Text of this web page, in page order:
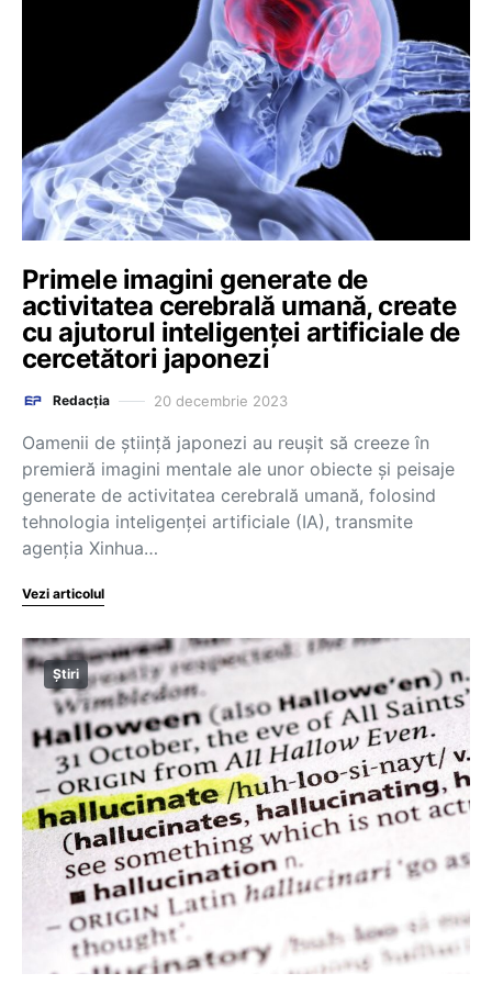
Primele imagini generate de
activitatea cerebrală umană, create
cu ajutorul inteligenței artificiale de
cercetători japonezi
Redacția 20 decembrie 2023
Oamenii de ştiinţă japonezi au reuşit să creeze în
premieră imagini mentale ale unor obiecte şi peisaje
generate de activitatea cerebrală umană, folosind
tehnologia inteligenţei artificiale (IA), transmite
agenţia Xinhua…
Vezi articolul
Știri